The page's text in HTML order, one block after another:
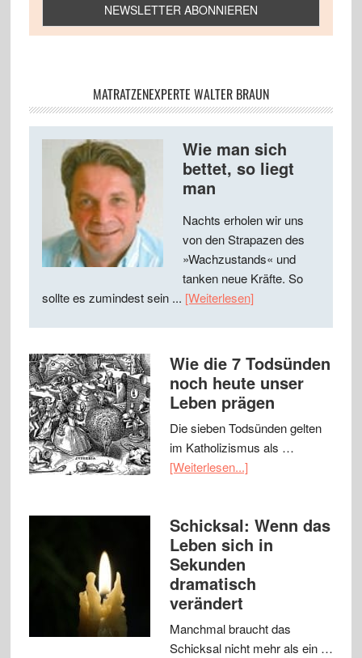
MATRATZENEXPERTE WALTER BRAUN
Wie man sich
bettet, so liegt
man
Nachts erholen wir uns
von den Strapazen des
»Wachzustands« und
tanken neue Kräfte. So
sollte es zumindest sein ... [Weiterlesen]
Wie die 7 Todsünden
noch heute unser
Leben prägen
Die sieben Todsünden gelten
im Katholizismus als …
[Weiterlesen...]
Schicksal: Wenn das
Leben sich in
Sekunden
dramatisch
verändert
Manchmal braucht das
Schicksal nicht mehr als ein …